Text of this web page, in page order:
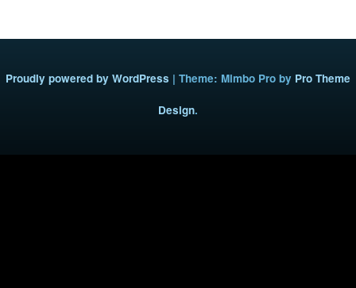
Proudly powered by WordPress | Theme: Mimbo Pro by Pro Theme
Design.